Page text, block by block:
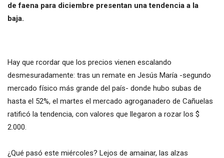
de faena para diciembre presentan una tendencia a la
baja.
Hay que rcordar que los precios vienen escalando
desmesuradamente: tras un remate en Jesús María -segundo
mercado físico más grande del país- donde hubo subas de
hasta el 52%, el martes el mercado agroganadero de Cañuelas
ratificó la tendencia, con valores que llegaron a rozar los $
2.000.
¿Qué pasó este miércoles? Lejos de amainar, las alzas